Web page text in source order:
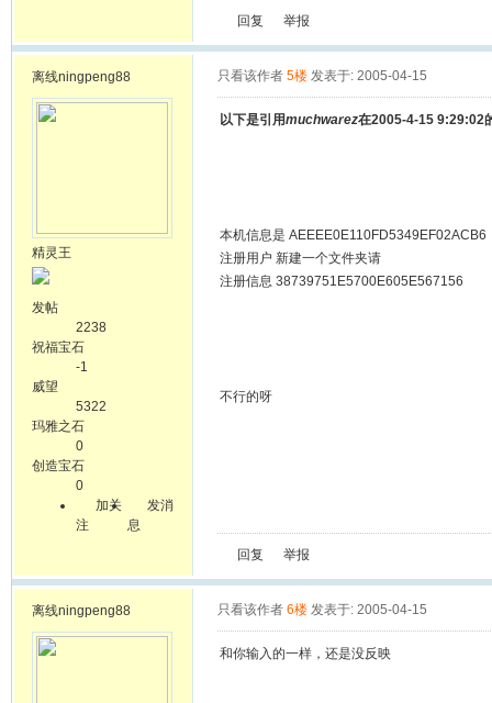
回复 举报
离线ningpeng88
精灵王
发帖
2238
祝福宝石
-1
威望
5322
玛雅之石
0
创造宝石
0
加关
注
发消
息
只看该作者 5楼 发表于: 2005-04-15
以下是引用muchwarez在2005-4-15 9:29:02
本机信息是 AEEEE0E110FD5349EF02ACB6
注册用户 新建一个文件夹请
注册信息 38739751E5700E605E567156
不行的呀
回复 举报
离线ningpeng88 只看该作者 6楼 发表于: 2005-04-15
和你输入的一样，还是没反映